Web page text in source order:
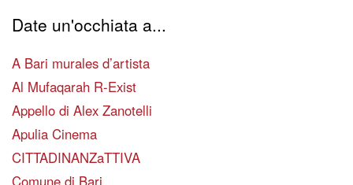
Date un'occhiata a...
A Bari murales d’artista
Al Mufaqarah R-Exist
Appello di Alex Zanotelli
Apulia Cinema
CITTADINANZaTTIVA
Comune di Bari